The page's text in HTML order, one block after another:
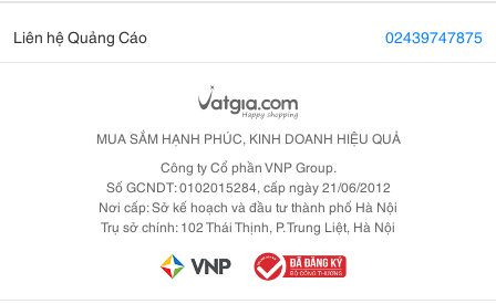
Liên hệ Quảng Cáo 02439747875
MUA SẮM HẠNH PHÚC, KINH DOANH HIỆU QUẢ
Công ty Cổ phần VNP Group.
Số GCNDT: 0102015284, cấp ngày 21/06/2012
Nơi cấp: Sở kế hoạch và đầu tư thành phố Hà Nội
Trụ sở chính: 102 Thái Thịnh, P. Trung Liệt, Hà Nội